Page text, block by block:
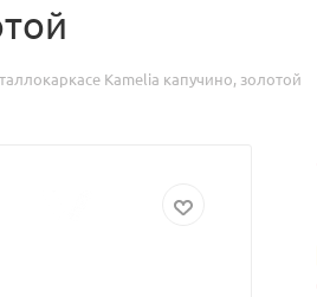
Kamelia капучино, золотой